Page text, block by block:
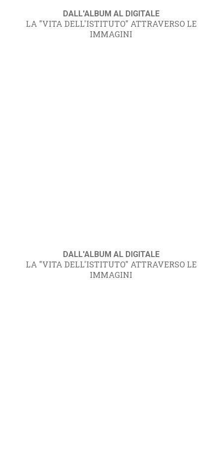
DALL'ALBUM AL DIGITALE
LA "VITA DELL'ISTITUTO" ATTRAVERSO LE
IMMAGINI
DALL'ALBUM AL DIGITALE
LA "VITA DELL'ISTITUTO" ATTRAVERSO LE
IMMAGINI